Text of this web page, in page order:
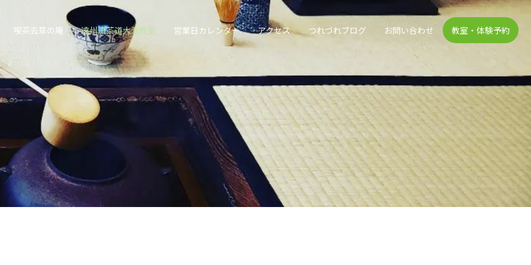
喫茶去草の庵 遠州流茶道大池教室 営業日カレンダー アクセス つれづれブログ お問い合わせ 教室・体験予約